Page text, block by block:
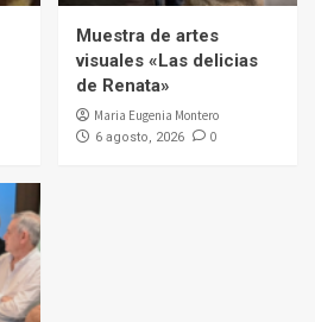
Muestra de artes
visuales «Las delicias
de Renata»
Maria Eugenia Montero
6 agosto, 2026 0